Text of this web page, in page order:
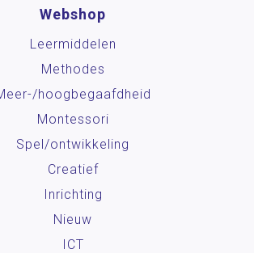
Webshop
Leermiddelen
Methodes
hoog­begaafdheid
Montessori
Spel/ontwikkeling
Creatief
Inrichting
Nieuw
ICT